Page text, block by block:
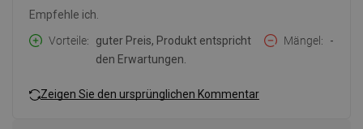
Empfehle ich.
Vorteile
guter Preis, Produkt entspricht
den Erwartungen.
Mängel -
Zeigen Sie den ursprünglichen Kommentar